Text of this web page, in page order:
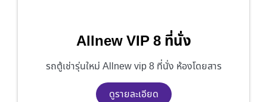
Allnew VIP 8 ที่นั่ง
รถตู้เช่ารุ่นใหม่ Allnew vip 8 ที่นั่ง ห้องโดยสาร
ดูรายละเอียด